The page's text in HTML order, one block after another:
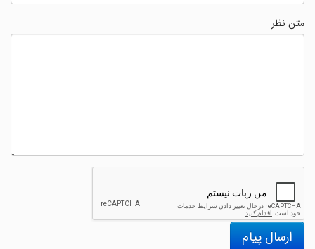
متن نظر
ارسال پیام